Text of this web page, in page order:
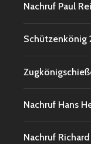
Nachruf Paul
Schützenkönig
Nachruf Hans
Nachruf